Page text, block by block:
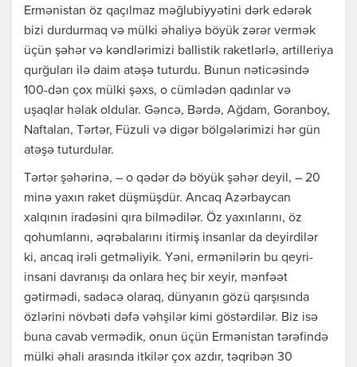
Ermənistan öz qaçılmaz məğlubiyyətini dərk edərək
bizi durdurmaq və mülki əhaliyə böyük zərər vermək
üçün şəhər və kəndlərimizi ballistik raketlərlə, artilleriya
qurğuları ilə daim atəşə tuturdu. Bunun nəticəsində
100-dən çox mülki şəxs, o cümlədən qadınlar və
uşaqlar həlak oldular. Gəncə, Bərdə, Ağdam, Goranboy,
Naftalan, Tərtər, Füzuli və digər bölgələrimizi hər gün
atəşə tuturdular.
Tərtər şəhərinə, – o qədər də böyük şəhər deyil, – 20
minə yaxın raket düşmüşdür. Ancaq Azərbaycan
xalqının iradəsini qıra bilmədilər. Öz yaxınlarını, öz
qohumlarını, əqrəbalarını itirmiş insanlar da deyirdilər
ki, ancaq irəli getməliyik. Yəni, ermənilərin bu qeyri-
insani davranışı da onlara heç bir xeyir, mənfəət
gətirmədi, sadəcə olaraq, dünyanın gözü qarşısında
özlərini növbəti dəfə vəhşilər kimi göstərdilər. Biz isə
buna cavab vermədik, onun üçün Ermənistan tərəfində
mülki əhali arasında itkilər çox azdır, təqribən 30